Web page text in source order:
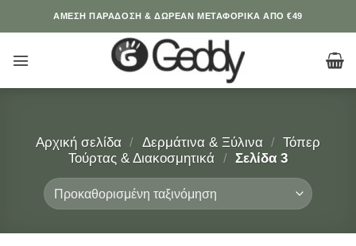
ΆΜΕΣΗ ΠΑΡΑΔΟΣΗ & ΔΩΡΕΑΝ ΜΕΤΑΦΟΡΙΚΑ ΑΠΟ €49
Αρχική σελίδα / Δερμάτινα & Ξύλινα / Τόπερ
Τούρτας & Διακοσμητικά / Σελίδα 3